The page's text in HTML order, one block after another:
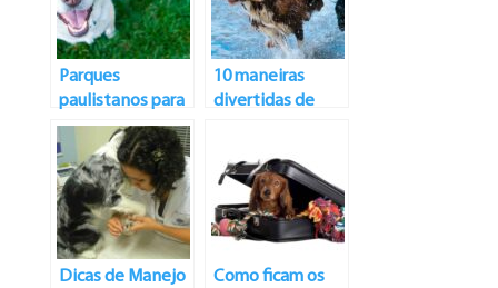
Parques
paulistanos para
se passear com o
seu cão
10 maneiras
divertidas de
Dicas de Manejo
Como ficam os